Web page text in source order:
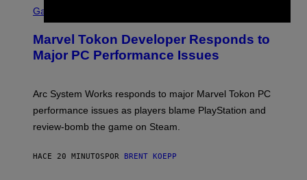
C
E
N
S
T
P
A
S
Gaming
Marvel Tokon Developer Responds to
Major PC Performance Issues
Arc System Works responds to major Marvel Tokon PC
performance issues as players blame PlayStation and
review-bomb the game on Steam.
HACE 20 MINUTOSPOR BRENT KOEPP